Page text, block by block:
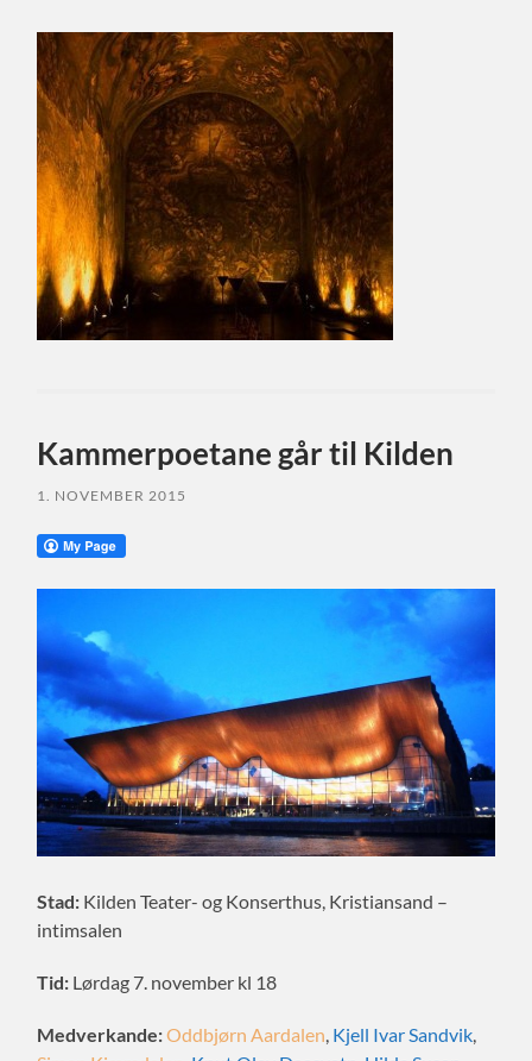
Kammerpoetane går til Kilden
1. NOVEMBER 2015
Stad: Kilden Teater- og Konserthus, Kristiansand –
intimsalen
Tid: Lørdag 7. november kl 18
Medverkande:Oddbjørn Aardalen, Kjell Ivar Sandvik,